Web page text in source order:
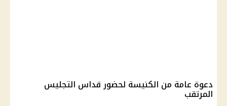
دعوة عامة من الكنيسة لحضور قداس التجليس
المرتقب